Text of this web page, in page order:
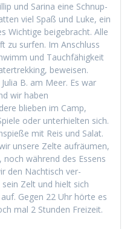
und Sari­na eine Schnup­
viel Spaß und Luke, ein
Wichtige beige­bracht. Alle
zu sur­fen. Im Anschluss
und Tauch­fähigkeit
beweisen.
B. am Meer. Es war
wir haben
blieben im Camp,
oder unter­hiel­ten sich.
mit Reis und Salat.
unsere Zelte aufräu­men,
während des Essens
den Nachtisch ver­
Zelt und hielt sich
Gegen 22 Uhr hörte es
mal 2 Stun­den Freizeit.